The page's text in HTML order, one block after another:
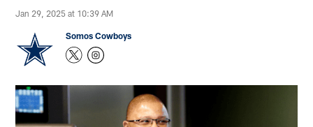
Jan 29, 2025 at 10:39 AM
Somos Cowboys